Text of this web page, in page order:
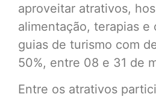
aproveitar atrativos,
alimentação, terapias e
guias de turismo com
50%, entre 08 e 31 de
Entre os atrativos